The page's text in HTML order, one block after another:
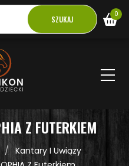
SZUKAJ 0
Z FUTERKIEM
Kantary I Uwiązy